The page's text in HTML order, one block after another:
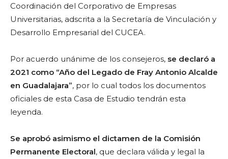
Coordinación del Corporativo de Empresas
Universitarias, adscrita a la Secretaría de Vinculación y
Desarrollo Empresarial del CUCEA.
Por acuerdo unánime de los consejeros, se declaró a
2021 como “Año del Legado de Fray Antonio Alcalde
en Guadalajara”, por lo cual todos los documentos
oficiales de esta Casa de Estudio tendrán esta
leyenda.
Se aprobó asimismo el dictamen de la Comisión
Permanente Electoral, que declara válida y legal la